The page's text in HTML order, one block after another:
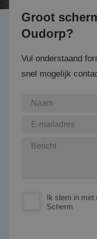
Groot
Oudorp?
Vul onderstaand
snel mogelijk
Ik stem in met
Scherm